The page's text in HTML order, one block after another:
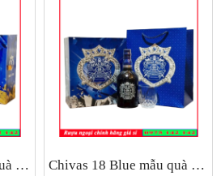
Chivas 18 Gold mẫu quà Tết 2025 Chivas 18 Blue mẫu quà Tết 2025